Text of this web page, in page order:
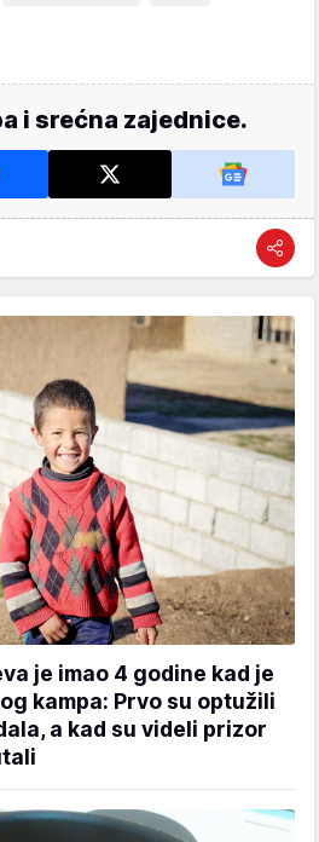
i srećna zajednice.
je imao 4 godine kad je
kampa: Prvo su optužili
a kad su videli prizor